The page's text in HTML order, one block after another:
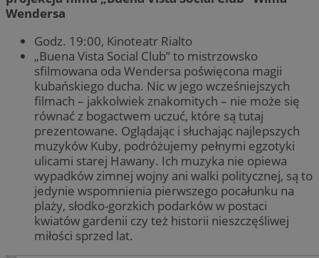
Wendersa
Godz. 19:00, Kinoteatr Rialto
„Buena Vista Social Club” to mistrzowsko
sfilmowana oda Wendersa poświęcona magii
kubańskiego ducha. Nic w jego wcześniejszych
filmach – jakkolwiek znakomitych – nie może się
równać z bogactwem uczuć, które są tutaj
prezentowane. Oglądając i słuchając najlepszych
muzyków Kuby, podróżujemy pełnymi egzotyki
ulicami starej Hawany. Ich muzyka nie opiewa
wypadków zimnej wojny ani walki politycznej, są to
jedynie wspomnienia pierwszego pocałunku na
plaży, słodko-gorzkich podarków w postaci
kwiatów gardenii czy też historii nieszczęśliwej
miłości sprzed lat.